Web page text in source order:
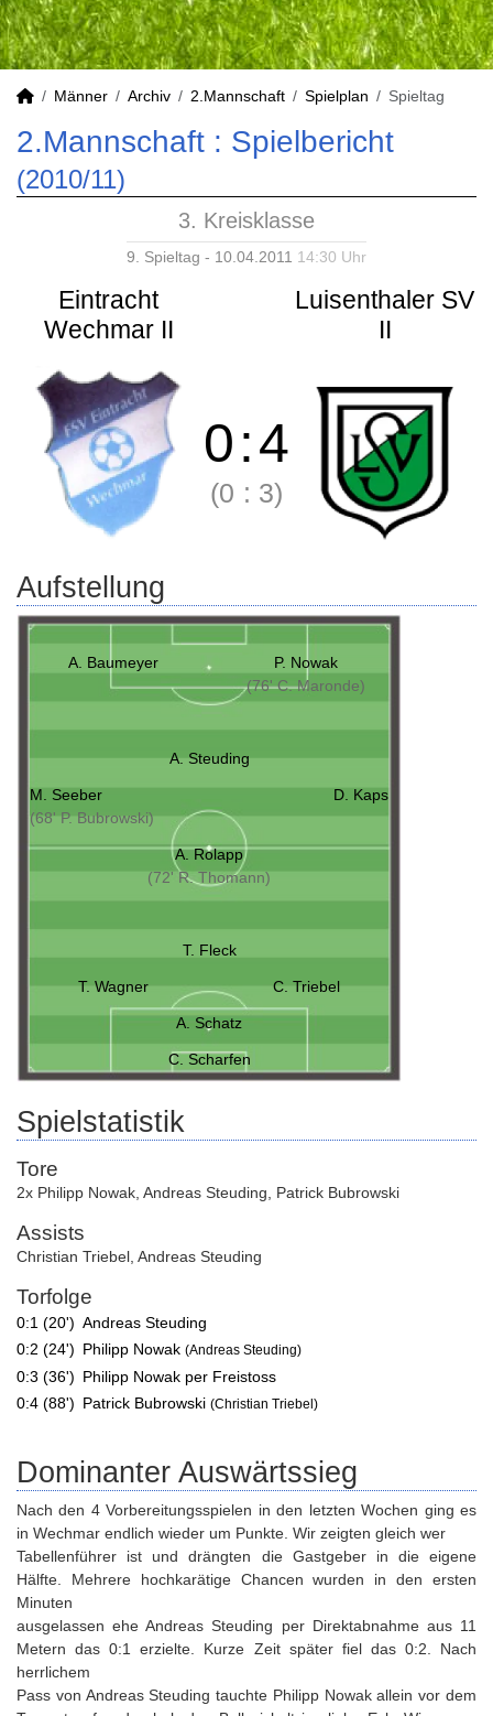
Männer Archiv 2.Mannschaft Spielplan Spieltag
2.Mannschaft : Spielbericht
(2010/11)
3. Kreisklasse
9. Spieltag - 10.04.2011 14:30 Uhr
Eintracht
Wechmar II
Luisenthaler SV
II
0:4
(0 : 3)
Aufstellung
A. Baumeyer
P. Nowak
(76' C. Maronde)
A. Steuding
M. Seeber
(68' P. Bubrowski)
D. Kaps
A. Rolapp
(72' R. Thomann)
T. Fleck
T. Wagner C. Triebel
A. Schatz
C. Scharfen
Spielstatistik
Tore
2x Philipp Nowak Andreas Steuding Patrick Bubrowski
Assists
Christian Triebel Andreas Steuding
Torfolge
0:1 (20') Andreas Steuding
0:2 (24') Philipp Nowak (Andreas Steuding)
0:3 (36') Philipp Nowak per Freistoss
0:4 (88') Patrick Bubrowski (Christian Triebel)
Dominanter Auswärtssieg
Nach den 4 Vorbereitungsspielen in den letzten Wochen ging es
in Wechmar endlich wieder um Punkte. Wir zeigten gleich wer
Tabellenführer ist und drängten die Gastgeber in die eigene
Hälfte. Mehrere hochkarätige Chancen wurden in den ersten
Minuten
ausgelassen ehe Andreas Steuding per Direktabnahme aus 11
Metern das 0:1 erzielte. Kurze Zeit später fiel das 0:2. Nach
herrlichem
Pass von Andreas Steuding tauchte Philipp Nowak allein vor dem